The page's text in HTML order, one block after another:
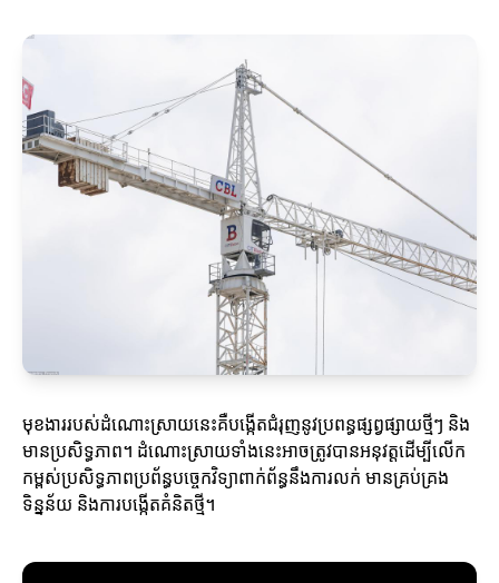
មុខងារ​របស់​ដំណោះស្រាយ​នេះ​គឺ​បង្កើត​ជំរុញនូវ​ប្រពន្ធផ្សព្វផ្សាយថ្មីៗ និង
មានប្រសិទ្ធភាព។ ដំណោះស្រាយទាំងនេះអាចត្រូវបានអនុវត្តដើម្បីលើក
កម្ពស់ប្រសិទ្ធភាពប្រព័ន្ធបច្ចេកវិទ្យាពាក់ព័ន្ធនឹងការលក់ មានគ្រប់គ្រង
ទិន្នន័យ និងការបង្កើតគំនិតថ្មី។